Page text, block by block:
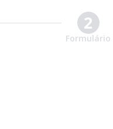
2
Formulário